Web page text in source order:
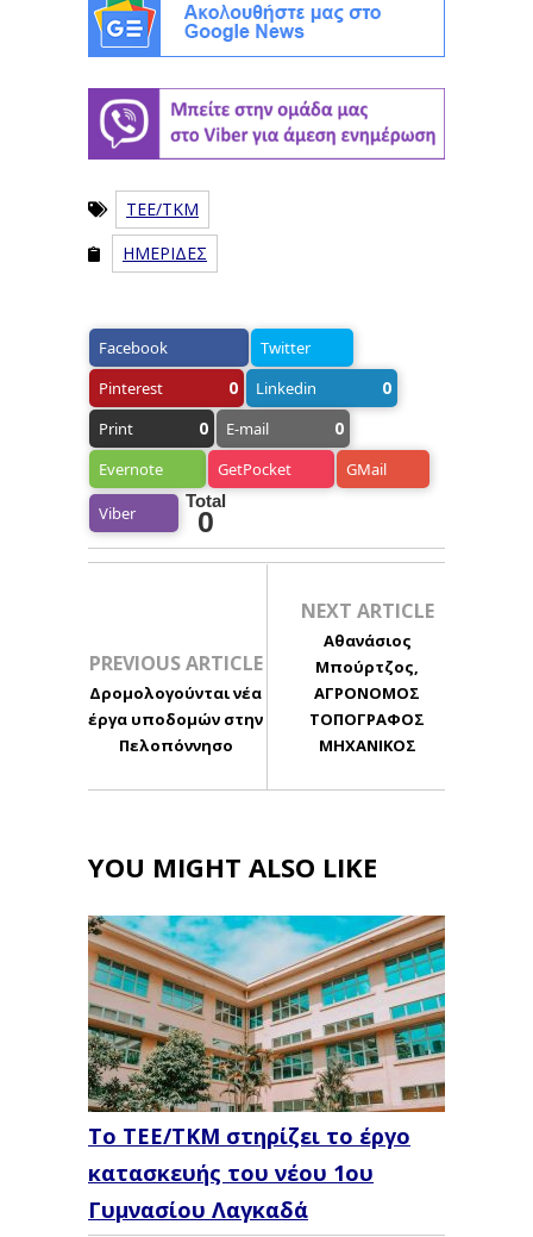
ΤΕΕ/ΤΚΜ
ΗΜΕΡΙΔΕΣ
Facebook
Twitter
Pinterest
0 Linkedin 0
Print 0 E-mail 0
Evernote GetPocket GMail
Viber
Total
0
PREVIOUS ARTICLE
Δρομολογούνται νέα
έργα υποδομών στην
Πελοπόννησο
NEXT ARTICLE
Αθανάσιος
Μπούρτζος,
ΑΓΡΟΝΟΜΟΣ
ΤΟΠΟΓΡΑΦΟΣ
ΜΗΧΑΝΙΚΟΣ
YOU MIGHT ALSO LIKE
Το ΤΕΕ/ΤΚΜ στηρίζει το έργο
κατασκευής του νέου 1ου
Γυμνασίου Λαγκαδά